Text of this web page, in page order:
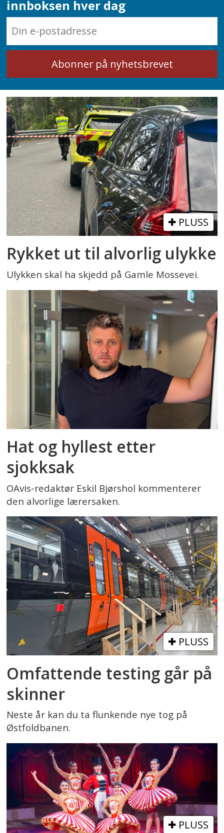
innboksen hver dag
PLUSS
Rykket ut til alvorlig ulykke
Ulykken skal ha skjedd på Gamle Mossevei.
Hat og hyllest etter
sjokksak
OAvis-redaktør Eskil Bjørshol kommenterer
den alvorlige lærersaken.
PLUSS
Omfattende testing går på
skinner
Neste år kan du ta flunkende nye tog på
Østfoldbanen.
PLUSS